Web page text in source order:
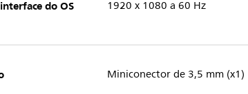
do OS 1920 x 1080 a 60 Hz
Miniconector de 3,5 mm (x1)